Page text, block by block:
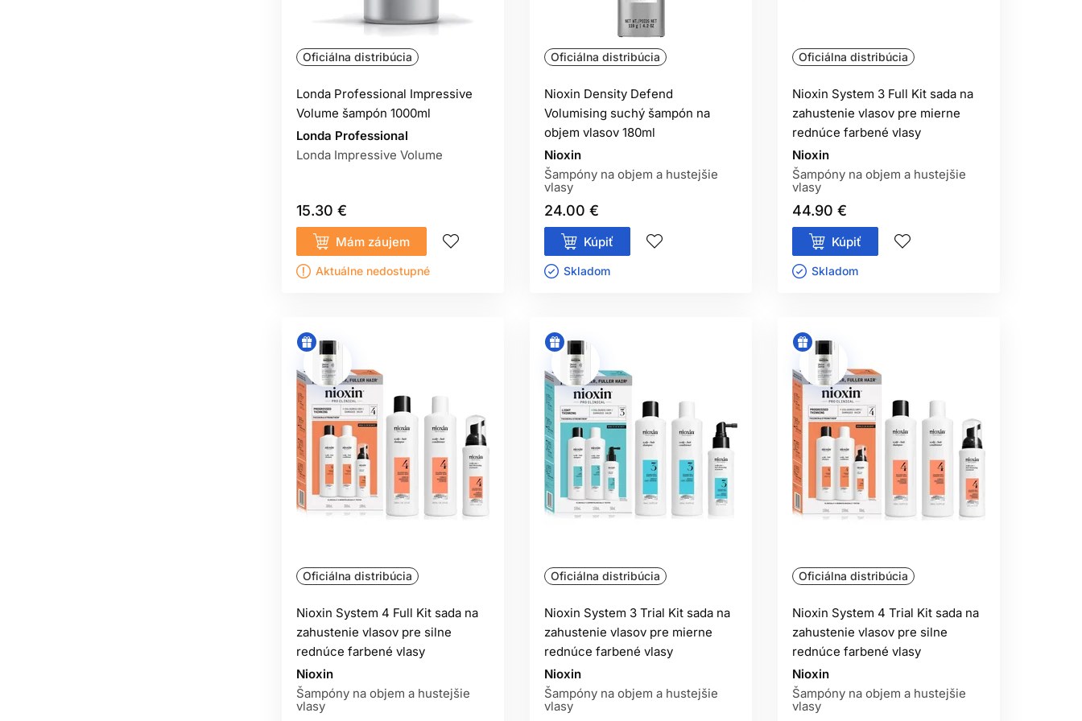
Oficiálna distribúcia
Londa Professional Impressive
Volume šampón 1000ml
Londa Professional
Londa Impressive Volume
15.30 €
Mám záujem
Aktuálne nedostupné
Oficiálna distribúcia
Nioxin Density Defend
Volumising suchý šampón na
objem vlasov 180ml
Nioxin
Šampóny na objem a hustejšie
vlasy
24.00 €
Kúpiť
Skladom ㅤ
Oficiálna distribúcia
Nioxin System 3 Full Kit sada na
zahustenie vlasov pre mierne
rednúce farbené vlasy
Nioxin
Šampóny na objem a hustejšie
vlasy
44.90 €
Kúpiť
Skladom ㅤ
Oficiálna distribúcia
Nioxin System 4 Full Kit sada na
zahustenie vlasov pre silne
rednúce farbené vlasy
Nioxin
Šampóny na objem a hustejšie
vlasy
Oficiálna distribúcia
Nioxin System 3 Trial Kit sada na
zahustenie vlasov pre mierne
rednúce farbené vlasy
Nioxin
Šampóny na objem a hustejšie
vlasy
Oficiálna distribúcia
Nioxin System 4 Trial Kit sada na
zahustenie vlasov pre silne
rednúce farbené vlasy
Nioxin
Šampóny na objem a hustejšie
vlasy